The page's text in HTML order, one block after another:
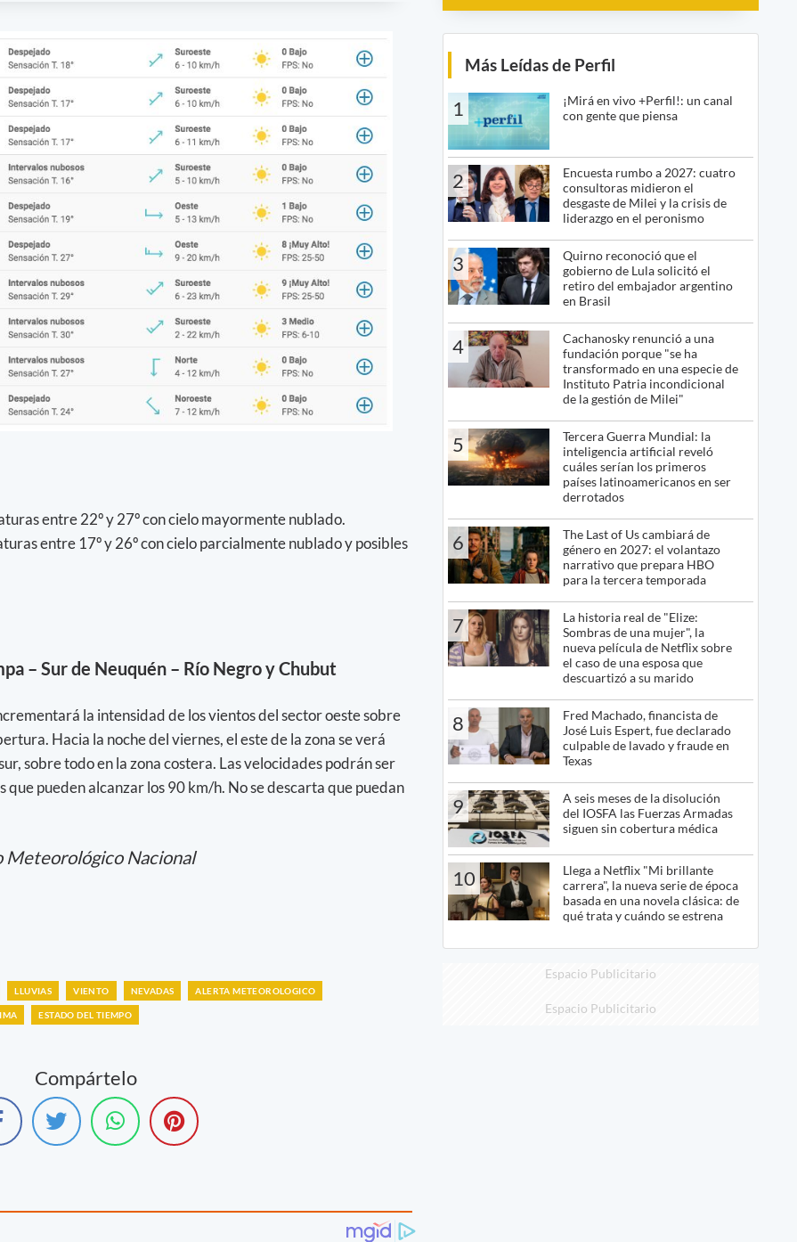
entre 22º y 27º con cielo mayormente nublado.
entre 17º y 26º con cielo parcialmente nublado y posibles
– Sur de Neuquén – Río Negro y Chubut
la intensidad de los vientos del sector oeste sobre
Hacia la noche del viernes, el este de la zona se verá
sobre todo en la zona costera. Las velocidades podrán ser
pueden alcanzar los 90 km/h. No se descarta que puedan
Meteorológico Nacional
LLUVIAS VIENTO NEVADAS ALERTA METEOROLOGICO
ESTADO DEL TIEMPO
Compártelo
Más Leídas de Perfil
1
¡Mirá en vivo +Perfil!: un canal
con gente que piensa
2
Encuesta rumbo a 2027: cuatro
consultoras midieron el
desgaste de Milei y la crisis de
liderazgo en el peronismo
3
Quirno reconoció que el
gobierno de Lula solicitó el
retiro del embajador argentino
en Brasil
4
Cachanosky renunció a una
fundación porque "se ha
transformado en una especie de
Instituto Patria incondicional
de la gestión de Milei"
5
Tercera Guerra Mundial: la
inteligencia artificial reveló
cuáles serían los primeros
países latinoamericanos en ser
derrotados
6
The Last of Us cambiará de
género en 2027: el volantazo
narrativo que prepara HBO
para la tercera temporada
7
La historia real de "Elize:
Sombras de una mujer", la
nueva película de Netflix sobre
el caso de una esposa que
descuartizó a su marido
8
Fred Machado, financista de
José Luis Espert, fue declarado
culpable de lavado y fraude en
Texas
9
A seis meses de la disolución
del IOSFA las Fuerzas Armadas
siguen sin cobertura médica
10
Llega a Netflix "Mi brillante
carrera", la nueva serie de época
basada en una novela clásica: de
qué trata y cuándo se estrena
Espacio Publicitario
Espacio Publicitario